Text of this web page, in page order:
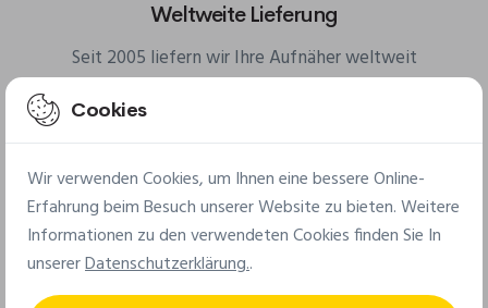
Weltweite Lieferung
Seit 2005 liefern wir Ihre Aufnäher weltweit
Kleine Mindestmengen
Ab 25 Stück für Stoffaufnäher & ab 50 Stück für PVC-
Aufnäher
Cookies
Wir verwenden Cookies, um Ihnen eine bessere Online-
Erfahrung beim Besuch unserer Website zu bieten. Weitere
Informationen zu den verwendeten Cookies finden Sie In
unsererDatenschutzerklärung..